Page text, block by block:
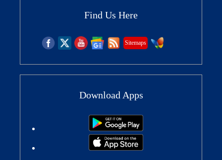
Find Us Here
Sitemaps
Download Apps